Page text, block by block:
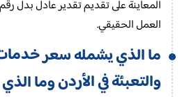
المعاينة على تقديم تقدير عادل بدل
العمل الحقيقي.
ما الذي يشمله سعر
والتعبئة في الأردنوما